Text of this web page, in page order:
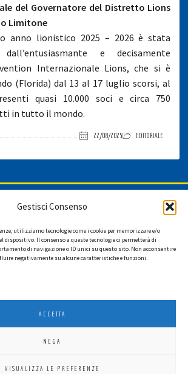
Gestisci Consenso
utilizziamo tecnologie come i cookie per memorizzare e/o
dispositivo. Il consenso a queste tecnologie ci permetterà di
di navigazione o ID unici su questo sito. Non acconsentire
negativamente su alcune caratteristiche e funzioni.
ACCETTA
NEGA
VISUALIZZA LE PREFERENZE
del Governatore del Distretto Lions
Limitone
anno lionistico 2025 – 2026 è stata
e decisamente
Internazionale Lions, che si è
(Florida) dal 13 al 17 luglio scorsi, al
quasi 10.000 soci e circa 750
in tutto il mondo.
22/08/2025 EDITORIALE
privacy e acconsento a ricevere via e-mail la
aggiornamenti su attività, iniziative ed eventi
INTERNATIONAL DISTRETTO 108 TA 3